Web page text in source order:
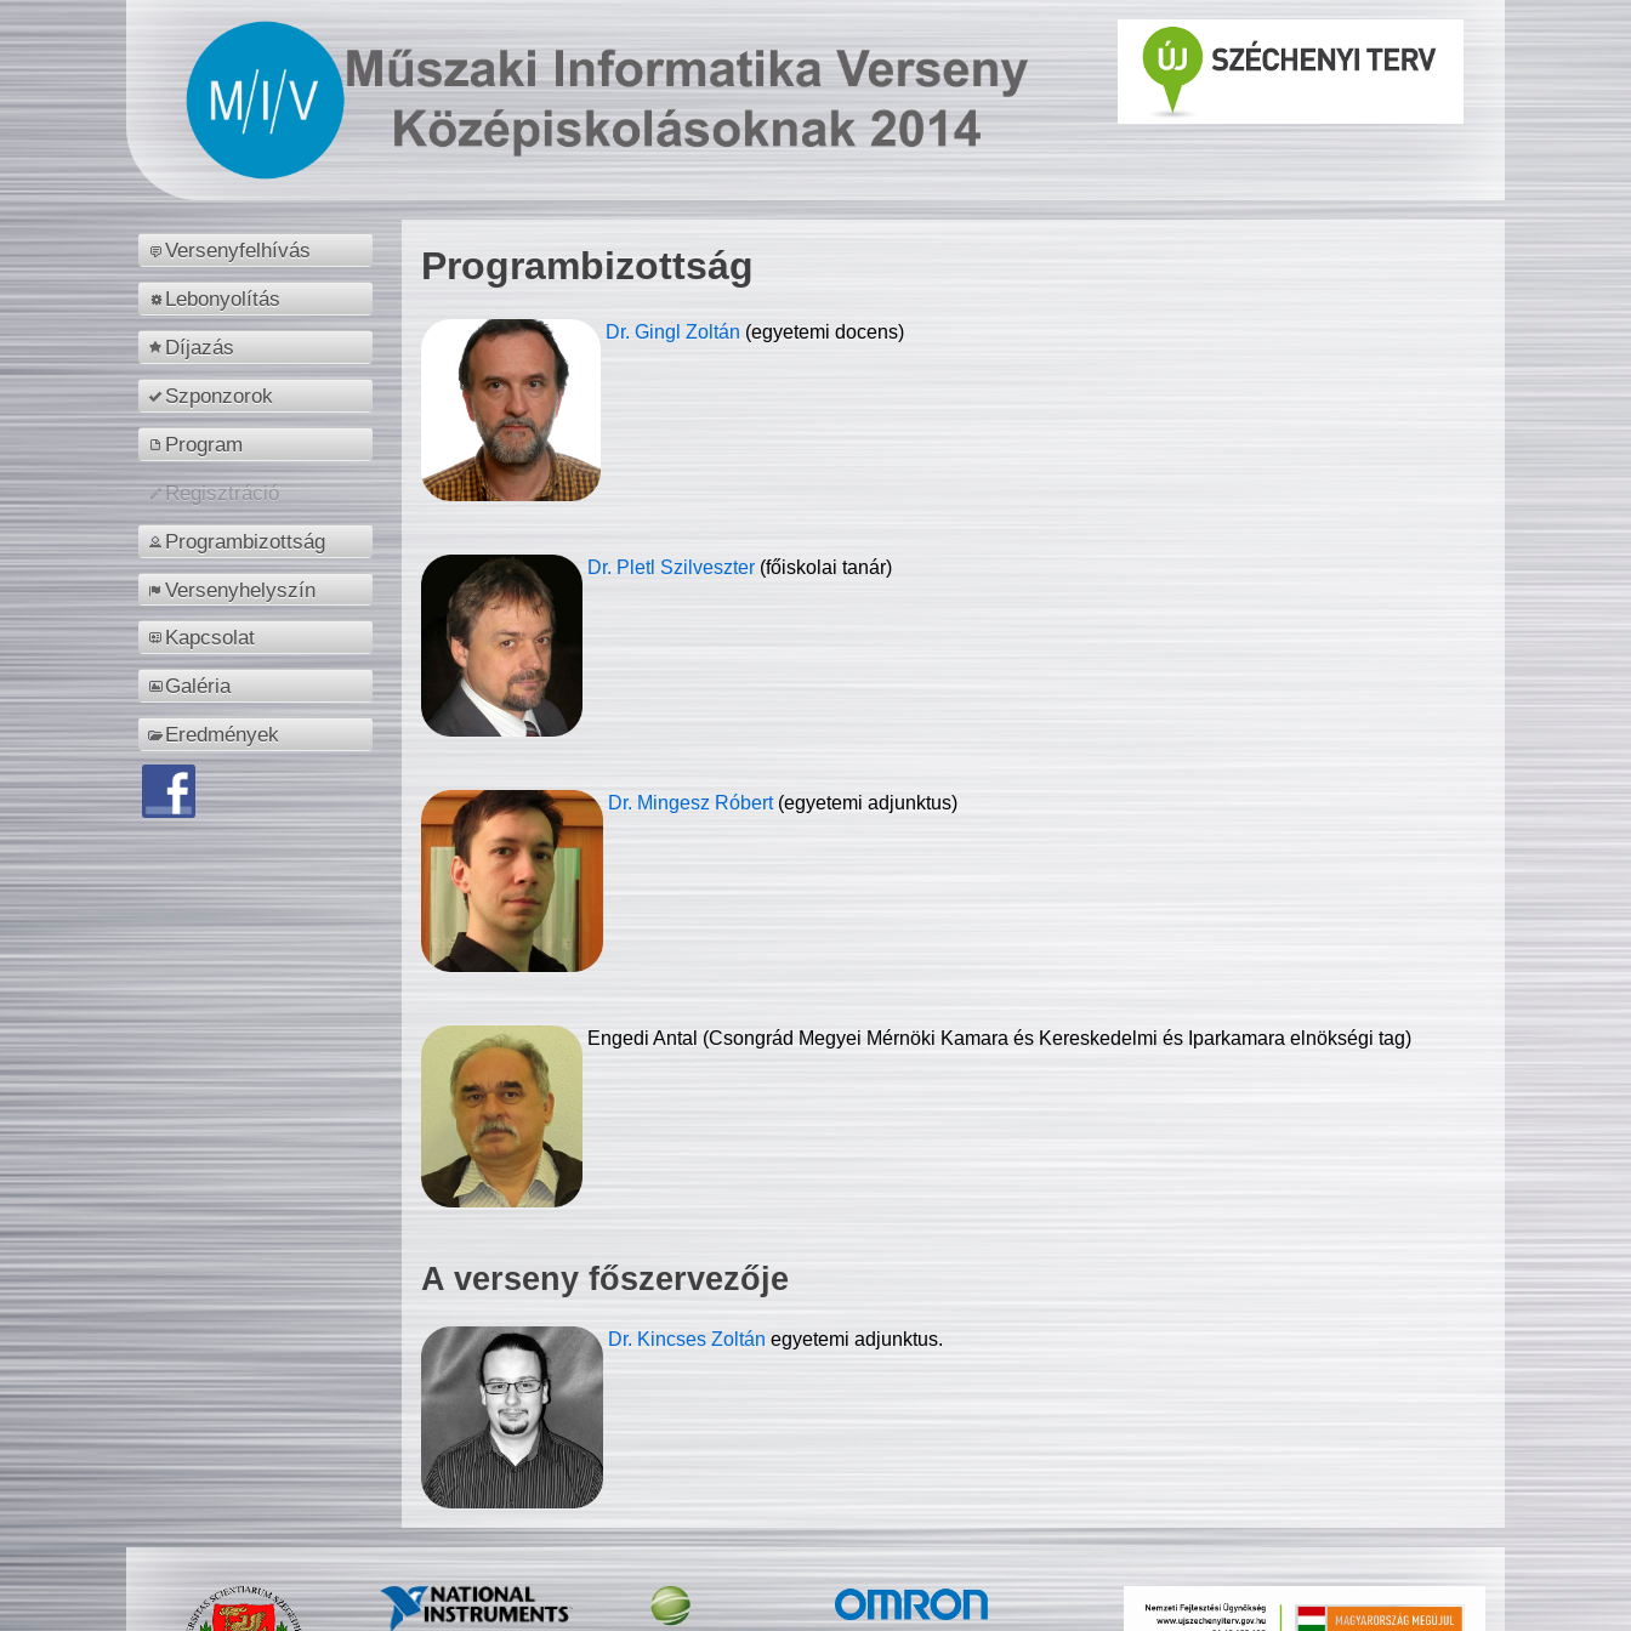
Versenyfelhívás
Lebonyolítás
Díjazás
Szponzorok
Program
Regisztráció
Programbizottság
Versenyhelyszín
Kapcsolat
Galéria
Eredmények
Programbizottság
Dr. Gingl Zoltán (egyetemi docens)
Dr. Pletl Szilveszter (főiskolai tanár)
Dr. Mingesz Róbert (egyetemi adjunktus)
Engedi Antal (Csongrád Megyei Mérnöki Kamara és Kereskedelmi és Iparkamara elnökségi tag)
A verseny főszervezője
Dr. Kincses Zoltán egyetemi adjunktus.